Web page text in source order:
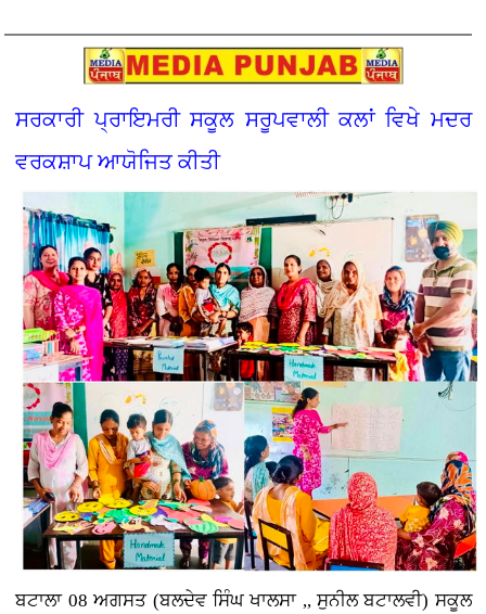
ਸਰਕਾਰੀ ਪ੍ਰਾਇਮਰੀ ਸਕੂਲ ਸਰੂਪਵਾਲੀ ਕਲਾਂ ਵਿਖੇ ਮਦਰ
ਵਰਕਸ਼ਾਪ ਆਯੋਜਿਤ ਕੀਤੀ
ਬਟਾਲਾ 08 ਅਗਸਤ (ਬਲਦੇਵ ਸਿੰਘ ਖਾਲਸਾ ,, ਸੁਨੀਲ ਬਟਾਲਵੀ) ਸਕੂਲ